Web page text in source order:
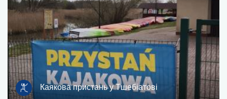
Каякова пристань у Тшебіатові
музей
Проживання
кемпінги
Пам'ятники, скульптури, фрески